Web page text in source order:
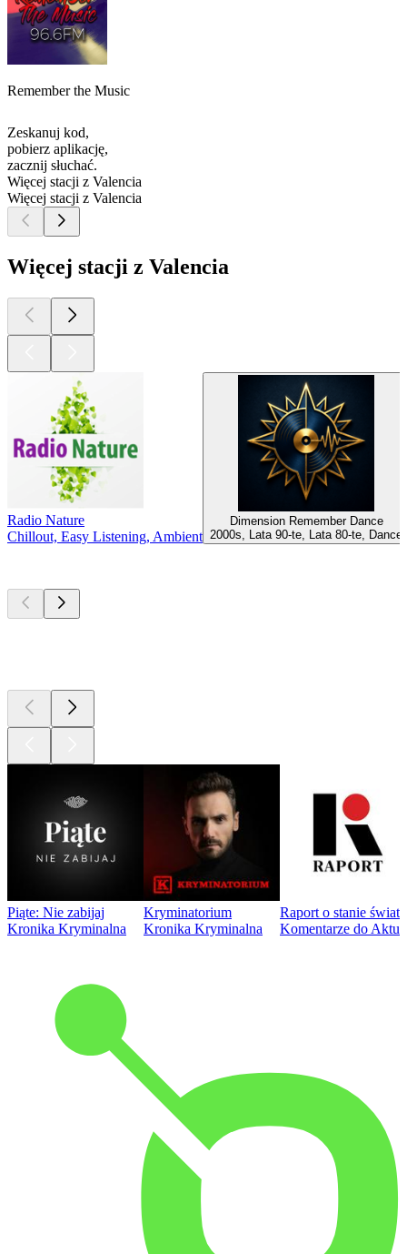
Remember the Music
Zeskanuj kod,
pobierz aplikację,
zacznij słuchać.
Więcej stacji z Valencia
Więcej stacji z Valencia
Więcej stacji z Valencia
Radio Nature
Chillout, Easy Listening, Ambient
Dimension Remember Dance
2000s, Lata 90-te, Lata 80-te, Dance
Piąte: Nie zabijaj
Kronika Kryminalna
Kryminatorium
Kronika Kryminalna
Raport o stanie
Komentarze do